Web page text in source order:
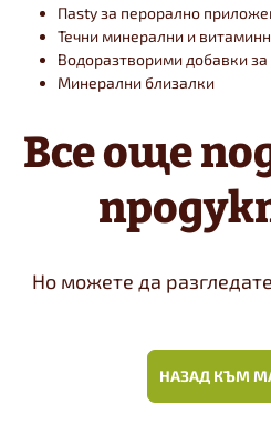
Пasty за перорално
Течни минерални и
Водоразтворими добавки за
Минерални близалки
Все още
Но можете да
НАЗАД КЪМ